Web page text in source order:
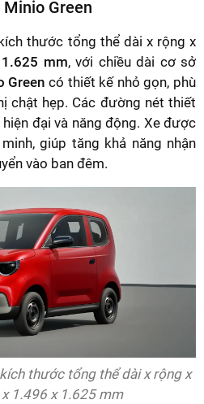
Green
thước tổng thể dài x rộng x
mm, với chiều dài cơ sở
Green có thiết kế nhỏ gọn, phù
chật hẹp. Các đường nét thiết
đại và năng động. Xe được
giúp tăng khả năng nhận
vào ban đêm.
thước tổng thể dài x rộng x
1.496 x 1.625 mm